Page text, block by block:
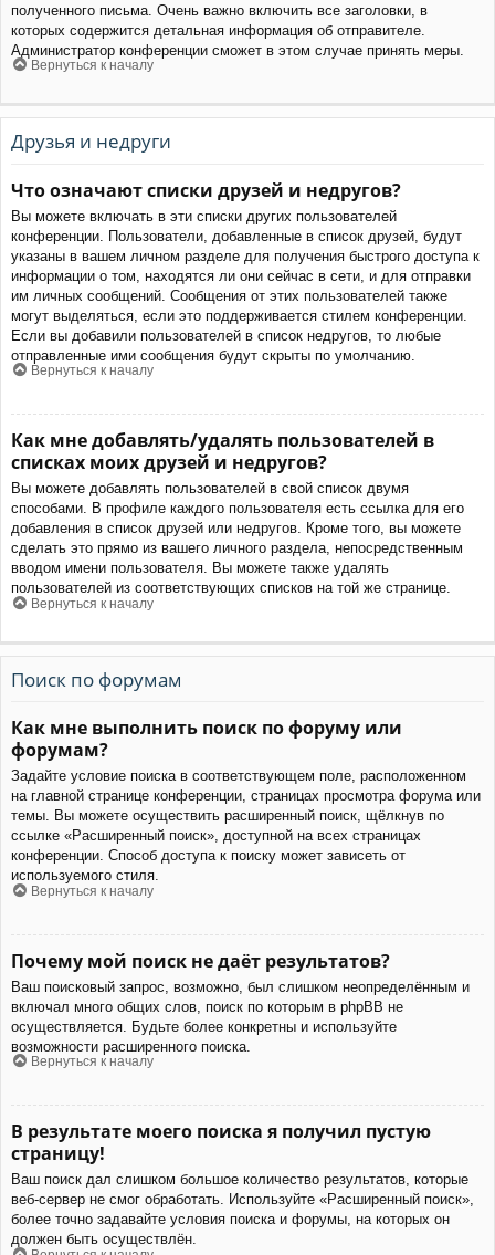
полученного письма. Очень важно включить все заголовки, в
которых содержится детальная информация об отправителе.
Администратор конференции сможет в этом случае принять меры.
Вернуться к началу
Друзья и недруги
Что означают списки друзей и недругов?
Вы можете включать в эти списки других пользователей
конференции. Пользователи, добавленные в список друзей, будут
указаны в вашем личном разделе для получения быстрого доступа к
информации о том, находятся ли они сейчас в сети, и для отправки
им личных сообщений. Сообщения от этих пользователей также
могут выделяться, если это поддерживается стилем конференции.
Если вы добавили пользователей в список недругов, то любые
отправленные ими сообщения будут скрыты по умолчанию.
Вернуться к началу
Как мне добавлять/удалять пользователей в
списках моих друзей и недругов?
Вы можете добавлять пользователей в свой список двумя
способами. В профиле каждого пользователя есть ссылка для его
добавления в список друзей или недругов. Кроме того, вы можете
сделать это прямо из вашего личного раздела, непосредственным
вводом имени пользователя. Вы можете также удалять
пользователей из соответствующих списков на той же странице.
Вернуться к началу
Поиск по форумам
Как мне выполнить поиск по форуму или
форумам?
Задайте условие поиска в соответствующем поле, расположенном
на главной странице конференции, страницах просмотра форума или
темы. Вы можете осуществить расширенный поиск, щёлкнув по
ссылке «Расширенный поиск», доступной на всех страницах
конференции. Способ доступа к поиску может зависеть от
используемого стиля.
Вернуться к началу
Почему мой поиск не даёт результатов?
Ваш поисковый запрос, возможно, был слишком неопределённым и
включал много общих слов, поиск по которым в phpBB не
осуществляется. Будьте более конкретны и используйте
возможности расширенного поиска.
Вернуться к началу
В результате моего поиска я получил пустую
страницу!
Ваш поиск дал слишком большое количество результатов, которые
веб-сервер не смог обработать. Используйте «Расширенный поиск»,
более точно задавайте условия поиска и форумы, на которых он
должен быть осуществлён.